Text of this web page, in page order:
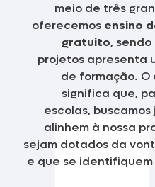
meio de três
oferecemos ensino
gratuito, sendo
projetos apresenta
de formação.
significa que,
escolas,
alinhem à nossa
sejam dotados da
e que se identifiquem